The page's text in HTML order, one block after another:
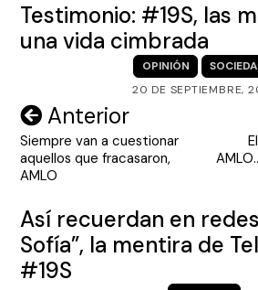
Testimonio: #19S, las
una vida cimbrada
OPINIÓN
20 DE SEPTIEMBRE,
Navegación
de
entradas
Anterior
Siempre van a cuestionar
aquellos que fracasaron,
AMLO
Así recuerdan en
Sofía”, la mentira de
#19S